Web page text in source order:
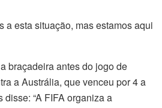
a esta situação, mas estamos aqui
braçadeira antes do jogo de
a Austrália, que venceu por 4 a
“A FIFA organiza a